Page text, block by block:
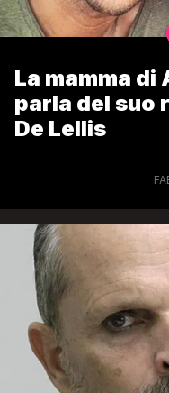
La mamma di
parla del suo
De Lellis